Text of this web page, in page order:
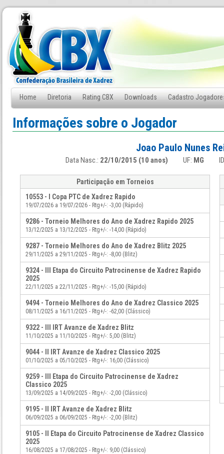
Home Diretoria Rating CBX Downloads Cadastro
Fale Conosco
Informações sobre o Jogador
Joao Paulo Nunes
Data Nasc.: 22/10/2015 (10 anos) UF: MG
Participação em Torneios
10553 - I Copa PTC de Xadrez Rapido
19/07/2026 a 19/07/2026 - Rtg+/-: -3,00 (Rápido)
9286 - Torneio Melhores do Ano de Xadrez Rapido 2025
13/12/2025 a 13/12/2025 - Rtg+/-: -14,00 (Rápido)
9287 - Torneio Melhores do Ano de Xadrez Blitz 2025
29/11/2025 a 29/11/2025 - Rtg+/-: -8,00 (Blitz)
9324 - III Etapa do Circuito Patrocinense de Xadrez Rapido
2025
22/11/2025 a 22/11/2025 - Rtg+/-: -15,00 (Rápido)
9494 - Torneio Melhores do Ano de Xadrez Classico 2025
08/11/2025 a 16/11/2025 - Rtg+/-: -62,00 (Clássico)
9322 - III IRT Avanze de Xadrez Blitz
11/10/2025 a 11/10/2025 - Rtg+/-: 5,00 (Blitz)
9044 - II IRT Avanze de Xadrez Classico 2025
01/10/2025 a 05/10/2025 - Rtg+/-: 16,00 (Clássico)
9259 - III Etapa do Circuito Patrocinense de Xadrez
Classico 2025
13/09/2025 a 14/09/2025 - Rtg+/-: -2,00 (Clássico)
9195 - II IRT Avanze de Xadrez Blitz
06/09/2025 a 06/09/2025 - Rtg+/-: -2,00 (Blitz)
9105 - II Etapa do Circuito Patrocinense de Xadrez Classico
2025
16/08/2025 a 17/08/2025 - Rtg+/-: 9,00 (Clássico)